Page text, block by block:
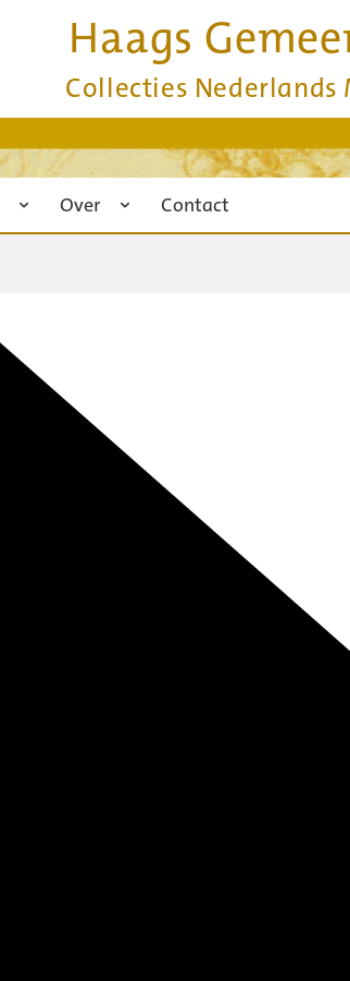
Haags
Collecties
Over Contact